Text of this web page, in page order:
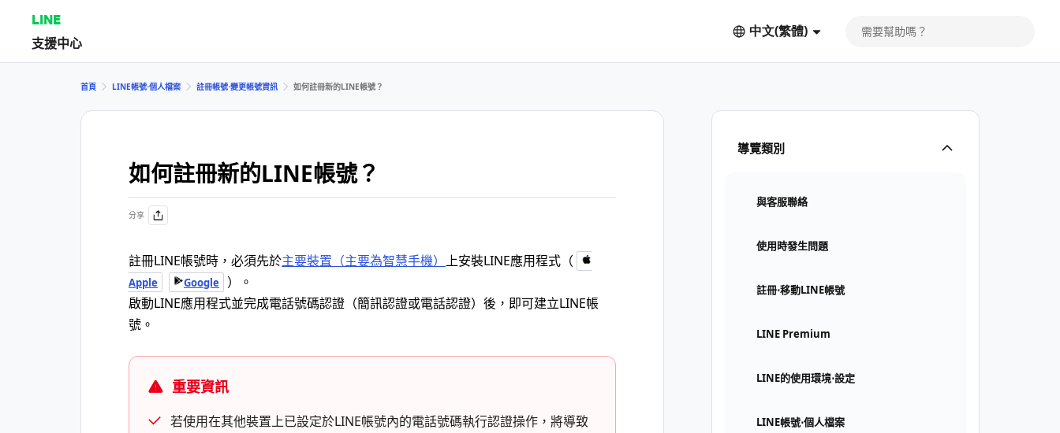
LINE
支援中心
中文(繁體)
導覽類別
與客服聯絡
使用時發生問題
註冊⋅移動LINE帳號
LINE Premium
LINE的使用環境⋅設定
LINE帳號⋅個人檔案
首頁 LINE帳號⋅個人檔案 註冊帳號⋅變更帳號資訊 如何註冊新的LINE帳號？
如何註冊新的LINE帳號？
分享
註冊LINE帳號時，必須先於主要裝置（主要為智慧手機） 上安裝LINE應用程式（
Apple Google
）。
啟動LINE應用程式並完成電話號碼認證（簡訊認證或電話認證）後，即可建立LINE帳
號。
重要資訊
若使用在其他裝置上已設定於LINE帳號內的電話號碼執行認證操作，將導致